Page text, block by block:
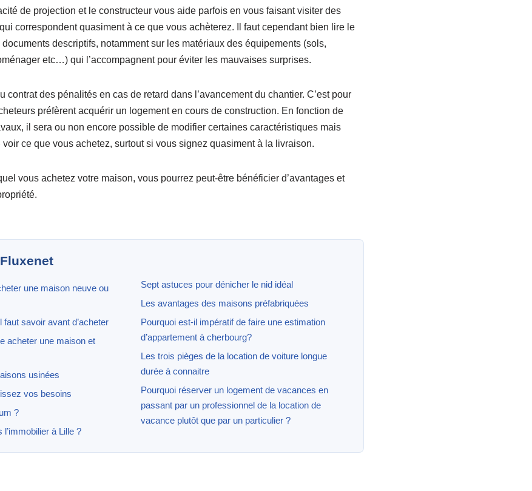
de projection et le constructeur vous aide parfois en vous faisant visiter des
correspondent quasiment à ce que vous achèterez. Il faut cependant bien lire le
descriptifs, notamment sur les matériaux des équipements (sols,
etc…) qui l’accompagnent pour éviter les mauvaises surprises.
contrat des pénalités en cas de retard dans l’avancement du chantier. C’est pour
préfèrent acquérir un logement en cours de construction. En fonction de
il sera ou non encore possible de modifier certaines caractéristiques mais
voir ce que vous achetez, surtout si vous signez quasiment à la livraison.
vous achetez votre maison, vous pourrez peut-être bénéficier d’avantages et
une maison neuve ou
faut savoir avant d’acheter
acheter une maison et
usinées
vos besoins
?
à Lille ?
Sept astuces pour dénicher le nid idéal
Les avantages des maisons préfabriquées
Pourquoi est-il impératif de faire une estimation
d’appartement à cherbourg?
Les trois pièges de la location de voiture longue
durée à connaitre
Pourquoi réserver un logement de vacances en
passant par un professionnel de la location de
vacance plutôt que par un particulier ?